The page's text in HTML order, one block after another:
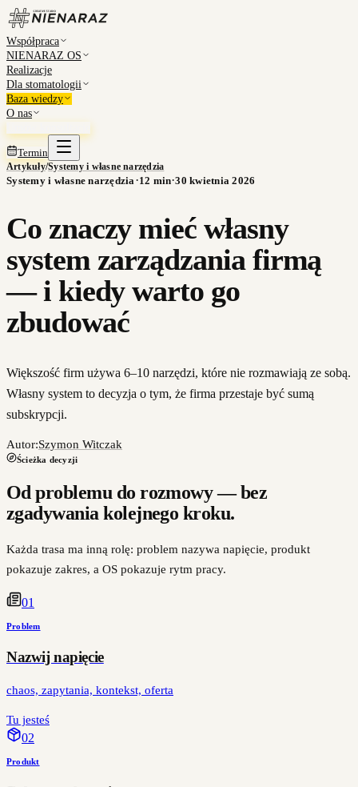
Współpraca
NIENARAZ OS
Realizacje
Dla stomatologii
Baza wiedzy
O nas
Termin
Artykuły/Systemy i własne narzędzia
Systemy i własne narzędzia·12 min·30 kwietnia 2026
Co znaczy mieć własny
system zarządzania firmą
— i kiedy warto go
zbudować
Większość firm używa 6–10 narzędzi, które nie rozmawiają ze sobą.
Własny system to decyzja o tym, że firma przestaje być sumą
subskrypcji.
Autor:Szymon Witczak
Ścieżka decyzji
Od problemu do rozmowy — bez
zgadywania kolejnego kroku.
Każda trasa ma inną rolę: problem nazywa napięcie, produkt
pokazuje zakres, a OS pokazuje rytm pracy.
01
Problem
Nazwij napięcie
chaos, zapytania, kontekst, oferta
Tu jesteś
02
Produkt